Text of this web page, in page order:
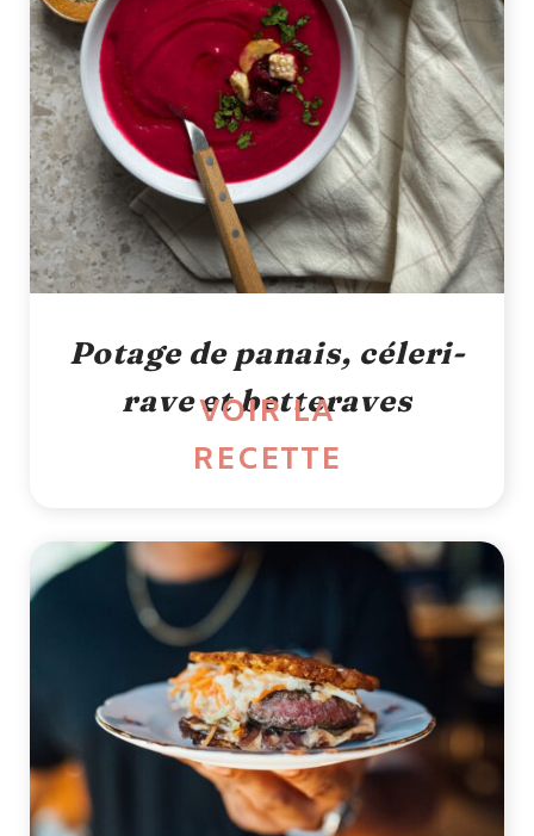
Potage de panais, céleri-
rave et betteraves
VOIR LA
RECETTE